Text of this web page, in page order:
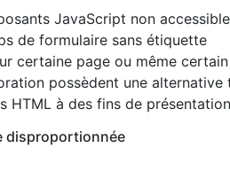
JavaScript non
de formulaire sans étiquette
certaine page ou même
possèdent une alternative
HTML à des fins de
disproportionnée